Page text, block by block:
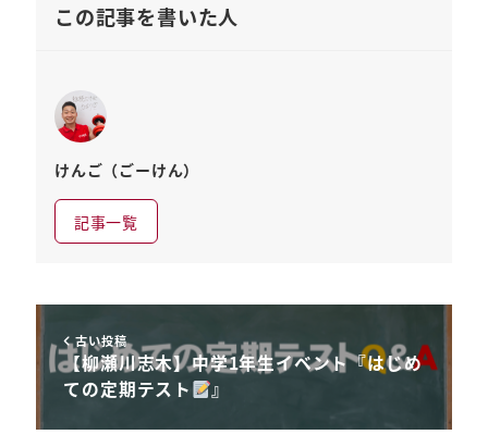
この記事を書いた人
けんご（ごーけん）
記事一覧
古い投稿
【柳瀬川志木】中学1年生イベント『はじめ
ての定期テスト
』